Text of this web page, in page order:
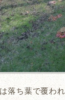
落ち葉で覆わ